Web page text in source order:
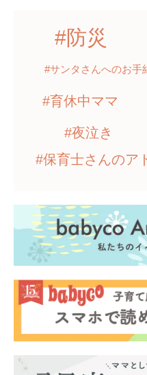
#防災
#サンタさんへのお手
#育休中ママ
#夜泣き
#保育士さんのア